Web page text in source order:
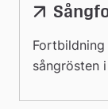
sångrösten